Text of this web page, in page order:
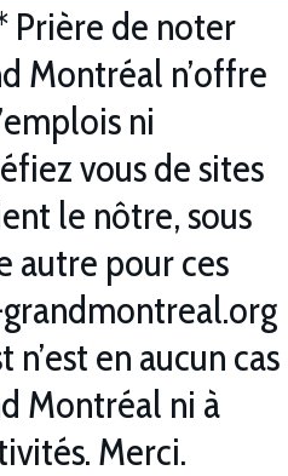
Prière de noter
Montréal n’offre
ni
vous de sites
le nôtre, sous
autre pour ces
en aucun cas
Montréal ni à
Merci.